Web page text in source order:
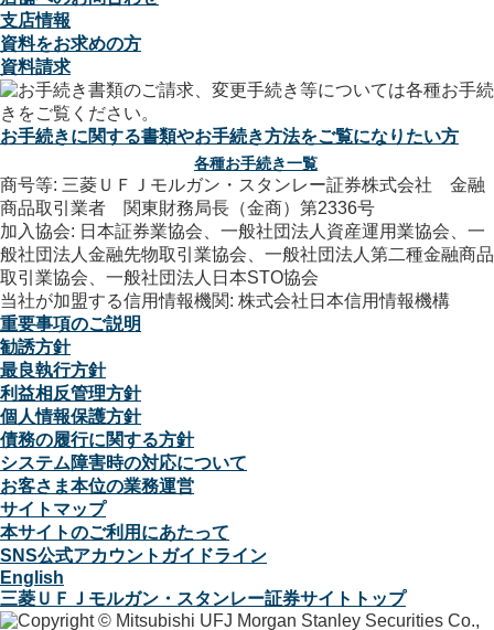
支店情報
資料をお求めの方
資料請求
お手続きに関する書類やお手続き方法をご覧になりたい方
各種お手続き一覧
商号等: 三菱ＵＦＪモルガン・スタンレー証券株式会社 金融
商品取引業者 関東財務局長（金商）第2336号
加入協会: 日本証券業協会、一般社団法人資産運用業協会、一
般社団法人金融先物取引業協会、一般社団法人第二種金融商品
取引業協会、一般社団法人日本STO協会
当社が加盟する信用情報機関: 株式会社日本信用情報機構
重要事項のご説明
勧誘方針
最良執行方針
利益相反管理方針
個人情報保護方針
債務の履行に関する方針
システム障害時の対応について
お客さま本位の業務運営
サイトマップ
本サイトのご利用にあたって
SNS公式アカウントガイドライン
English
三菱ＵＦＪモルガン・スタンレー証券サイトトップ